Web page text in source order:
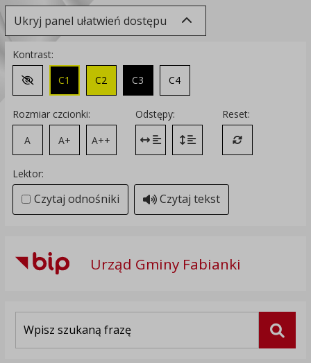
Ukryj panel ułatwień dostępu
Kontrast:
Zmień kontrast na domyślny
C1 C2 C3 C4
Rozmiar czcionki:
A
A+ A++
Odstępy:
Zmień odstęp między literami
Zmień interlinię i margines
Reset:
Przywróć
Lektor:
Czytaj odnośniki Czytaj tekst
Urząd Gminy Fabianki